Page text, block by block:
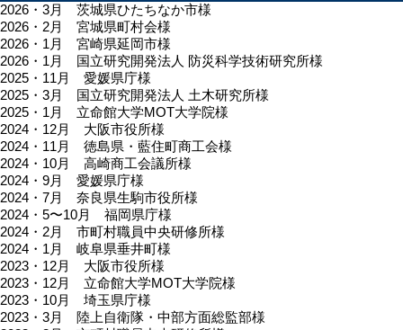
2026・3月 茨城県ひたちなか市様
2026・2月 宮城県町村会様
2026・1月 宮崎県延岡市様
2026・1月 国立研究開発法人 防災科学技術研究所様
2025・11月 愛媛県庁様
2025・3月 国立研究開発法人 土木研究所様
2025・1月 立命館大学MOT大学院様
2024・12月 大阪市役所様
2024・11月 徳島県・藍住町商工会様
2024・10月 高崎商工会議所様
2024・9月 愛媛県庁様
2024・7月 奈良県生駒市役所様
2024・5〜10月 福岡県庁様
2024・2月 市町村職員中央研修所様
2024・1月 岐阜県垂井町様
2023・12月 大阪市役所様
2023・12月 立命館大学MOT大学院様
2023・10月 埼玉県庁様
2023・3月 陸上自衛隊・中部方面総監部様